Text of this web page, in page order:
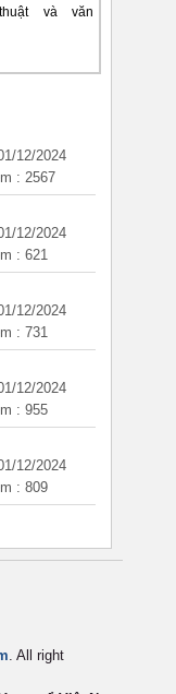
và văn
12/2024
: 2567
12/2024
: 621
12/2024
: 731
12/2024
: 955
12/2024
: 809
. All right